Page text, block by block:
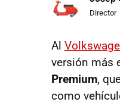
Director
Al
versión más
Premium,
como